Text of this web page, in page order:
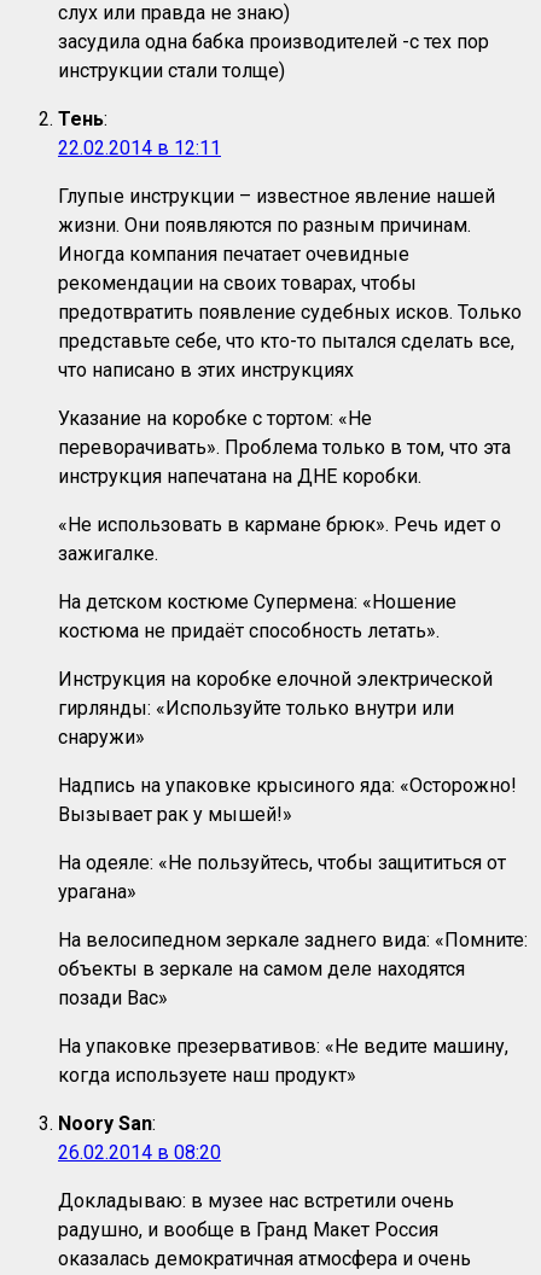
слух или правда не знаю)
засудила одна бабка производителей -с тех пор
инструкции стали толще)
Тень:
22.02.2014 в 12:11
Глупые инструкции – известное явление нашей
жизни. Они появляются по разным причинам.
Иногда компания печатает очевидные
рекомендации на своих товарах, чтобы
предотвратить появление судебных исков. Только
представьте себе, что кто-то пытался сделать все,
что написано в этих инструкциях
Указание на коробке с тортом: «Не
переворачивать». Проблема только в том, что эта
инструкция напечатана на ДНЕ коробки.
«Не использовать в кармане брюк». Речь идет о
зажигалке.
На детском костюме Супермена: «Ношение
костюма не придаёт способность летать».
Инструкция на коробке елочной электрической
гирлянды: «Используйте только внутри или
снаружи»
Надпись на упаковке крысиного яда: «Осторожно!
Вызывает рак у мышей!»
На одеяле: «Не пользуйтесь, чтобы защититься от
урагана»
На велосипедном зеркале заднего вида: «Помните:
объекты в зеркале на самом деле находятся
позади Вас»
На упаковке презервативов: «Не ведите машину,
когда используете наш продукт»
Noory San:
26.02.2014 в 08:20
Докладываю: в музее нас встретили очень
радушно, и вообще в Гранд Макет Россия
оказалась демократичная атмосфера и очень